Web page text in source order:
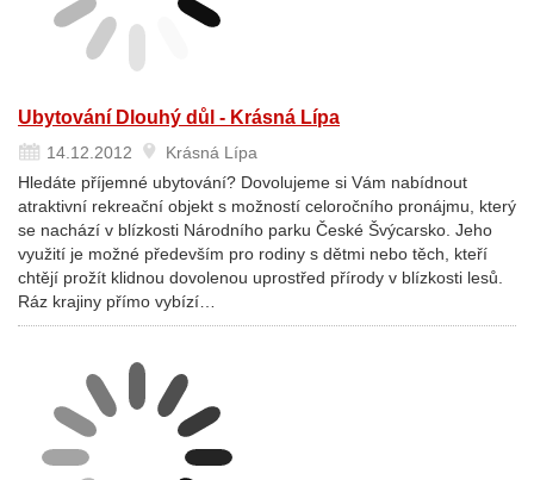
Ubytování Dlouhý důl - Krásná Lípa
14.12.2012
Krásná Lípa
Hledáte příjemné ubytování? Dovolujeme si Vám nabídnout
atraktivní rekreační objekt s možností celoročního pronájmu, který
se nachází v blízkosti Národního parku České Švýcarsko. Jeho
využití je možné především pro rodiny s dětmi nebo těch, kteří
chtějí prožít klidnou dovolenou uprostřed přírody v blízkosti lesů.
Ráz krajiny přímo vybízí…